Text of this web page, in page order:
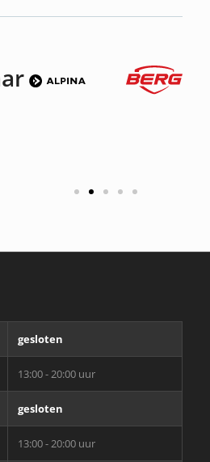
gesloten
13:00 - 20:00 uur
gesloten
13:00 - 20:00 uur